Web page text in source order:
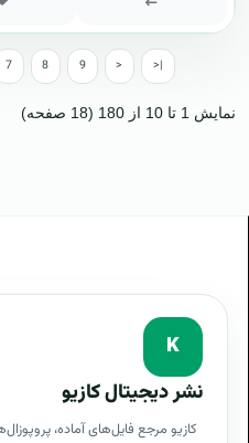
7 8 9 > >|
نمایش 1 تا 10 از 180 (18 صفحه)
K
نشر دیجیتال کازیو
کازیو مرجع فایل‌های آماده،